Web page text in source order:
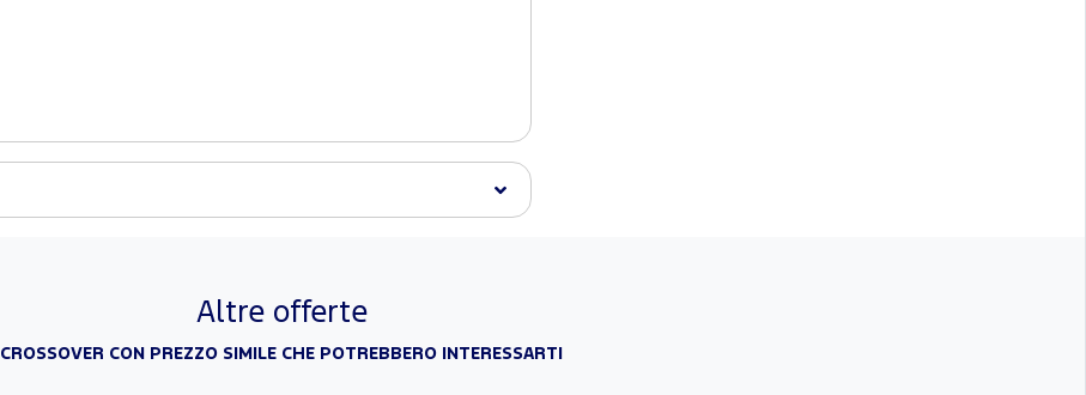
Altre offerte
CROSSOVER CON PREZZO SIMILE CHE POTREBBERO INTERESSARTI